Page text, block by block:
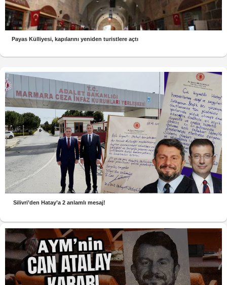
Payas Külliyesi, kapılarını yeniden turistlere açtı
Silivri’den Hatay’a 2 anlamlı mesaj!